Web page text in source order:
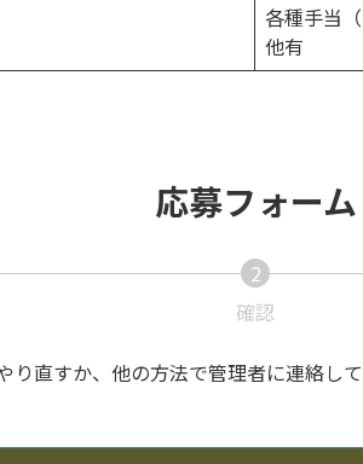
各種手当
他有
応募フォーム
2
確認
直すか、他の方法で管理者に連絡して